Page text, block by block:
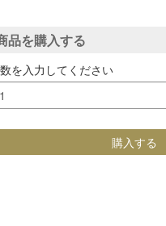
品を購入する
を入力してください